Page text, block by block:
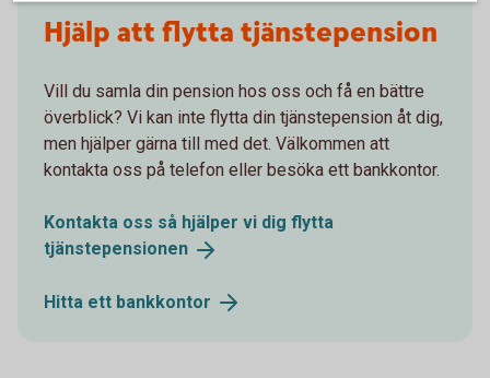
Hjälp att flytta tjänstepension
Vill du samla din pension hos oss och få en bättre
överblick? Vi kan inte flytta din tjänstepension åt dig,
men hjälper gärna till med det. Välkommen att
kontakta oss på telefon eller besöka ett bankkontor.
Kontakta oss så hjälper vi dig flytta
tjänstepensionen
Hitta ett bankkontor